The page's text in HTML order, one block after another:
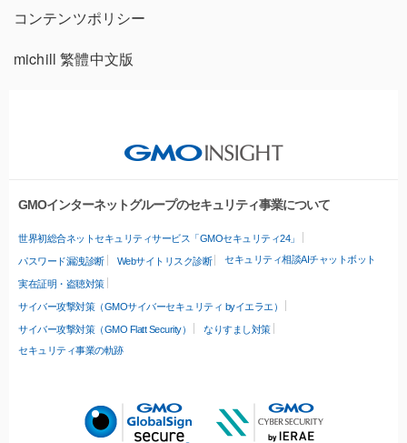
コンテンツポリシー
michill 繁體中文版
GMOインターネットグループのセキュリティ事業について
世界初総合ネットセキュリティサービス「GMOセキュリティ24」
パスワード漏洩診断 Webサイトリスク診断 セキュリティ相談AIチャットボット
実在証明・盗聴対策
サイバー攻撃対策（GMOサイバーセキュリティ byイエラエ）
サイバー攻撃対策（GMO Flatt Security）
なりすまし対策
セキュリティ事業の軌跡